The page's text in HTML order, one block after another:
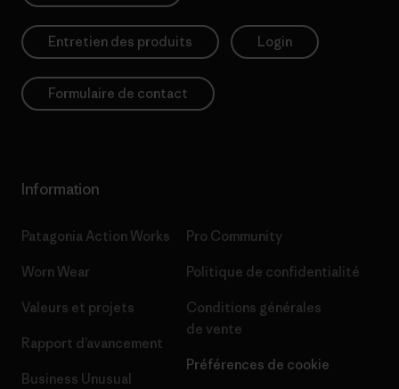
Entretien des produits Login
Formulaire de contact
Information
Patagonia Action Works
Worn Wear
Valeurs et projets
Rapport d’avancement
Business Unusual
Pro Community
Politique de confidentialité
Conditions générales
de vente
Préférences de cookie